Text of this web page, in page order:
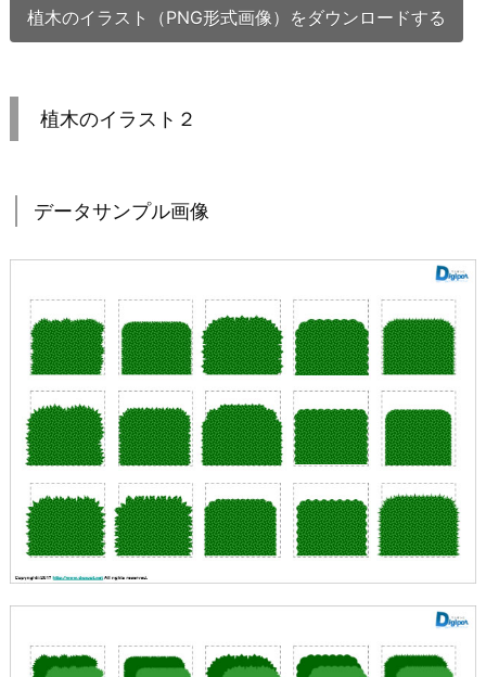
植木のイラスト（PNG形式画像）をダウンロードする
植木のイラスト２
データサンプル画像